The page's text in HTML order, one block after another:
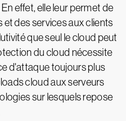
effet, elle leur permet de
des services aux clients
que seul le cloud peut
du cloud nécessite
d'attaque toujours plus
cloud aux serveurs
sur lesquels repose